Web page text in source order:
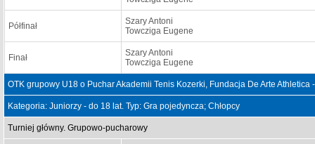
Półfinał
Szary Antoni
Towcziga Eugene
Finał
Szary Antoni
Towcziga Eugene
OTK grupowy U18 o Puchar Akademii Tenis Kozerki, Fundacja De Arte
Kategoria: Juniorzy - do 18 lat. Typ: Gra pojedyncza; Chłopcy
Turniej główny. Grupowo-pucharowy